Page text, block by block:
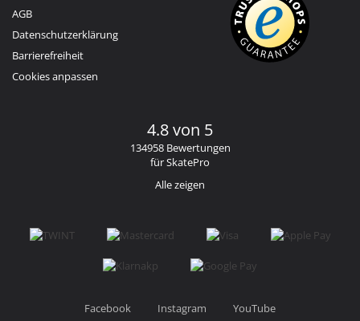
AGB
Datenschutzerklärung
Barrierefreiheit
Cookies anpassen
4.8 von 5
134958 Bewertungen
für SkatePro
Alle zeigen
Facebook Instagram YouTube